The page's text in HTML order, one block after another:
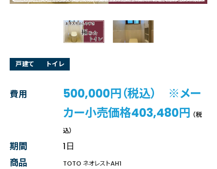
戸建て トイレ
費用
500,000円（税込） ※メー
カー小売価格403,480円 （税
込）
期間
1日
商品
TOTO ネオレストAH1